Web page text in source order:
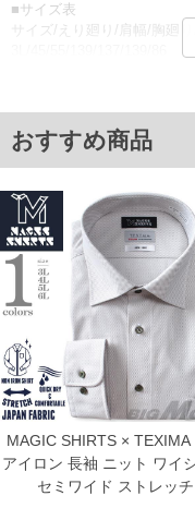
■サイズ表
サイズ/えり廻り/肩幅/胸廻
6L/51/61/157/155/157/90
7L/53/63/163/161/163/90
単位はcm
返品交換希望の方は、商品到着
下着(肌着)やワイシャツは商品
ご了承くださいませ。
※【ボトムの裾上げをご希望の場
裾上げ料金は500円+税となります
備考欄に股下●cmとご記入下さ
上の品が対象。1本5,999円以下
出荷まで約1週間～20日間程お時
尚、裾上げした商品は返品・交
一部、お直しに対応出来ない商
いている、極端なデザインが施さ
※商品によって若干のサイズの
ンピュータ画面）によって、商
※当店での掲載商品は、実店鋪
舗からのお取り寄せ等により、
おすすめ商品
MAGIC SHIRTS × TEXIMA
アイロン 長袖 ニット ワイ
セミワイド ストレッチ